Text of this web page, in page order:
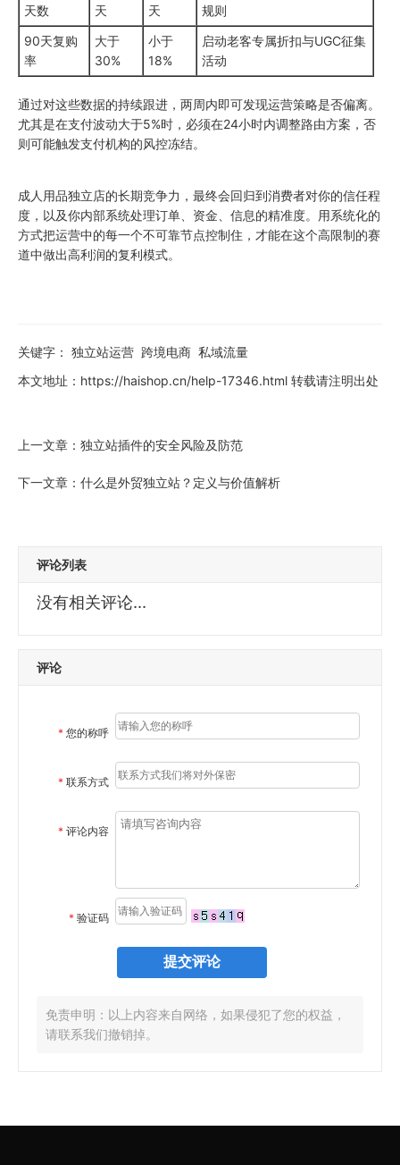
天数
天
天
规则
90天复购
率
大于
30%
小于
18%
启动老客专属折扣与UGC征集
活动
通过对这些数据的持续跟进，两周内即可发现运营策略是否偏离。
尤其是在支付波动大于5%时，必须在24小时内调整路由方案，否
则可能触发支付机构的风控冻结。
成人用品独立店的长期竞争力，最终会回归到消费者对你的信任程
度，以及你内部系统处理订单、资金、信息的精准度。用系统化的
方式把运营中的每一个不可靠节点控制住，才能在这个高限制的赛
道中做出高利润的复利模式。
关键字： 独立站运营 跨境电商 私域流量
本文地址： https://haishop.cn/help-17346.html 转载请注明出处
上一文章： 独立站插件的安全风险及防范
下一文章： 什么是外贸独立站？定义与价值解析
评论列表
没有相关评论...
评论
* 您的称呼
* 联系方式
* 评论内容
* 验证码
免责申明：以上内容来自网络，如果侵犯了您的权益，
请联系我们撤销掉。